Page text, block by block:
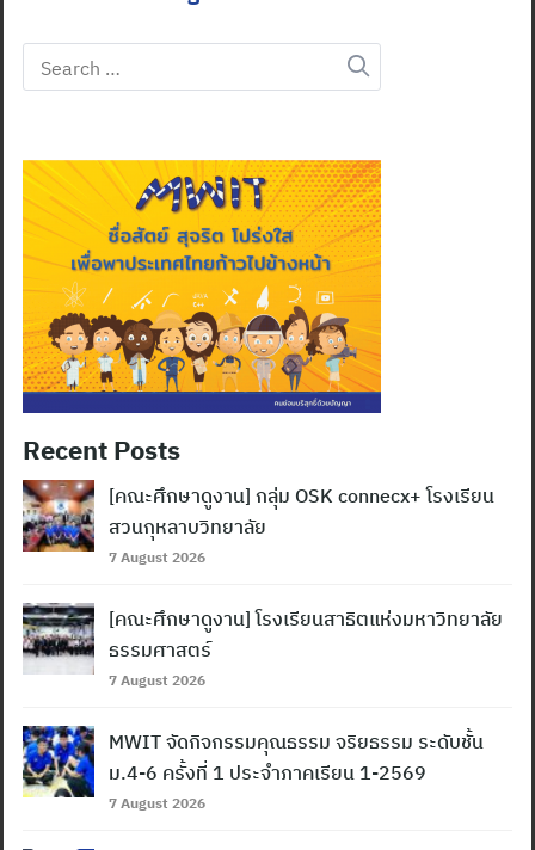
Search
for:
Recent Posts
[คณะศึกษาดูงาน] กลุ่ม OSK connecx+ โรงเรียน
สวนกุหลาบวิทยาลัย
7 August 2026
[คณะศึกษาดูงาน] โรงเรียนสาธิตแห่งมหาวิทยาลัย
ธรรมศาสตร์
7 August 2026
MWIT จัดกิจกรรมคุณธรรม จริยธรรม ระดับชั้น
ม.4-6 ครั้งที่ 1 ประจำภาคเรียน 1-2569
7 August 2026